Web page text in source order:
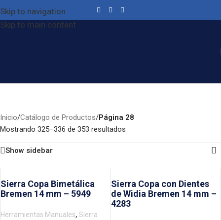
Skip to navigation
Skip to main content
Inicio/Catálogo de Productos/Página 28
Mostrando 325–336 de 353 resultados
Show sidebar
Sierra Copa Bimetálica
Bremen 14 mm – 5949
Herramientas Manuales, Sierra
Sierra Copa con Dientes
de Widia Bremen 14 mm –
4283